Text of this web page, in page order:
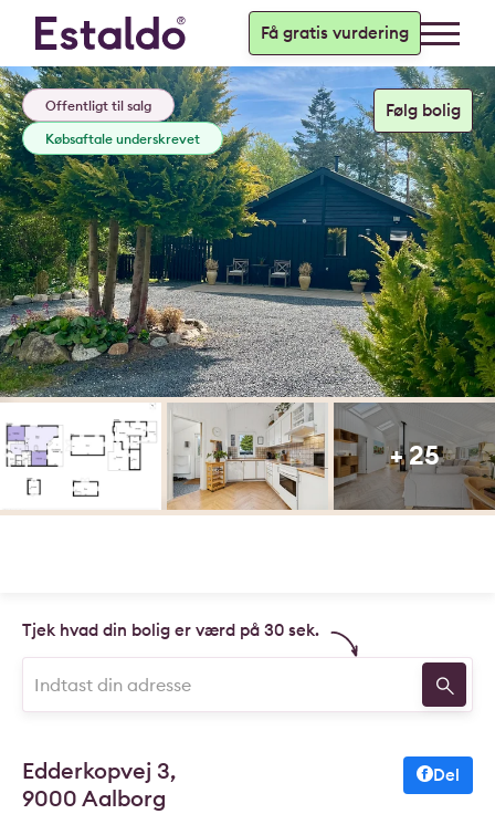
Få gratis vurdering
Offentligt til salg
Købsaftale underskrevet
+ 25
Tjek hvad din bolig er værd på 30 sek.
Edderkopvej 3,
9000 Aalborg
Del